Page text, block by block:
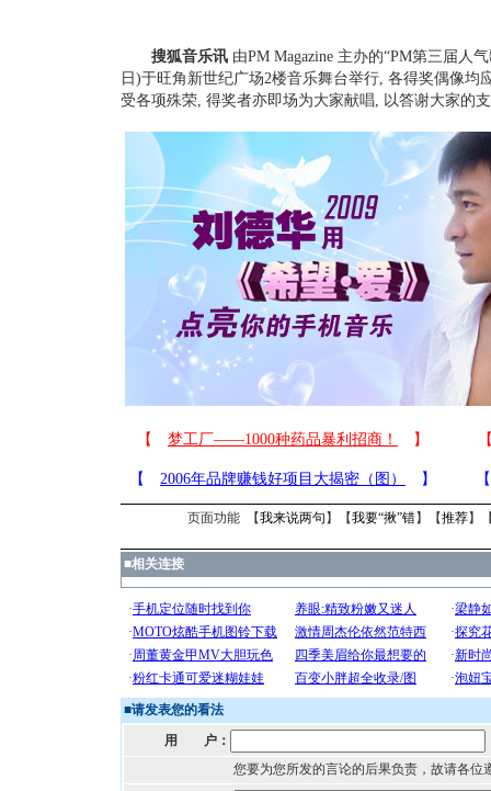
搜狐音乐讯 由PM Magazine 主办的“PM第三届人
日)于旺角新世纪广场2楼音乐舞台举行, 各得奖偶像均
受各项殊荣, 得奖者亦即场为大家献唱, 以答谢大家的
页面功能 【我来说两句 】【我要“揪”错】【推荐】
■相关连接
■请发表您的看法
用 户：
您要为您所发的言论的后果负责，故请各位